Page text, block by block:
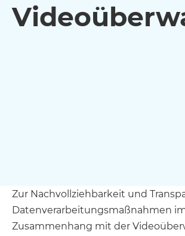
Zur Nachvollziehbarkeit und
Datenverarbeitungsmaßnahmen
Zusammenhang mit der